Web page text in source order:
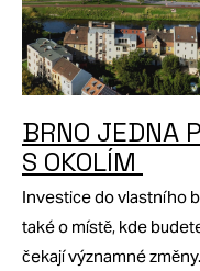
BRNO JEDNA
S OKOLÍM
Investice do vlastního
také o místě, kde
čekají významné